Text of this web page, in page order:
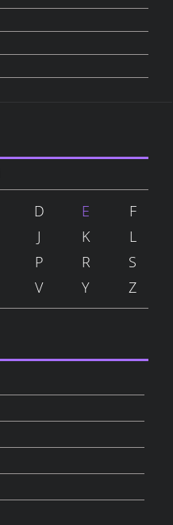
D E
F
J K
L
P R
S
V Y Z